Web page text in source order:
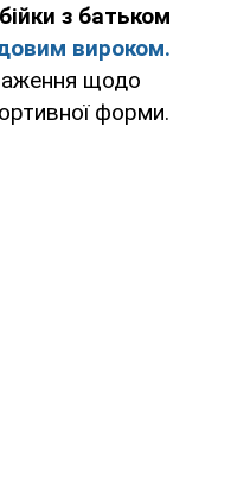
з батьком
вироком.
щодо
форми.